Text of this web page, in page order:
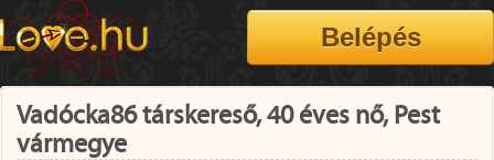
Vadócka86 társkereső, 40 éves nő, Pest
vármegye